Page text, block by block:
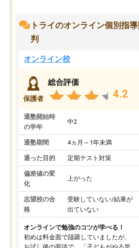
トライのオンライン個別指
判
オンライン校
保護者
総合評価
4.2
通塾開始時
の学年
中2
通塾期間 4ヵ月～1年未満
通った目的 定期テスト対策
偏差値の変
化
上がった
志望校の合
格
受験していない/結果が
出ていない
オンラインで勉強のコツが学べる！
初めは料金面で躊躇していましたが、